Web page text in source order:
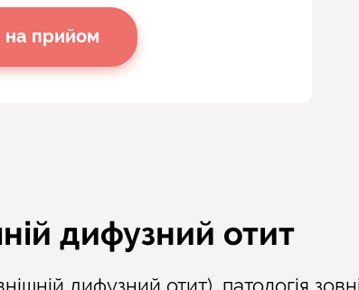
ході
на прийом
дифузний отит
дифузний отит), патологія